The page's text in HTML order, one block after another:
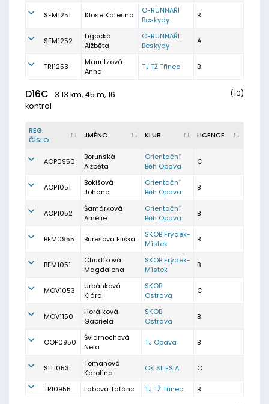
SFM1251 Klose Kateřina
O-RUNNAŘI
Beskydy
B
SFM1252
Ligocká
Alžběta
O-RUNNAŘI
Beskydy
A
TRI1253
Mauritzová
Anna
TJ TŽ Třinec B
D16C
3.13 km, 45 m, 16
kontrol
(10)
REG.
ČÍSLO
JMÉNO KLUB LICENCE
AOP0950
Borunská
Alžběta
Orientační
Běh Opava
C
AOP1051
Bokišová
Johana
Orientační
Běh Opava
B
AOP1052
Šamárková
Amélie
Orientační
Běh Opava
B
BFM0955 Burešová Eliška
SKOB Frýdek-
Místek
B
BFM1051
Chudíková
Magdalena
SKOB Frýdek-
Místek
B
MOV1053
Urbánková
Klára
SKOB
Ostrava
C
MOV1150
Horálková
Gabriela
SKOB
Ostrava
B
OOP0950
Švidrnochová
Nela
TJ Opava B
SIT1053
Tomanová
Karolína
OK SILESIA C
TRI0955 Labová Taťána TJ TŽ Třinec B